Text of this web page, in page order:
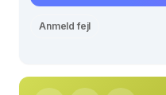
Anmeld fejl